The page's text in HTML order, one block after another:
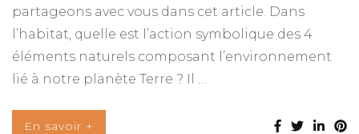
partageons avec vous dans cet article. Dans
l’habitat, quelle est l’action symbolique des 4
éléments naturels composant l’environnement
lié à notre planète Terre ? Il …
En savoir +